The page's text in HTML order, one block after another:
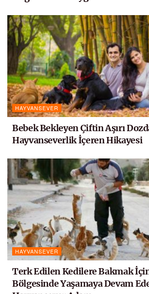
HAYVANSEVER
Bebek Bekleyen Çiftin Aşırı
Hayvanseverlik İçeren Hikayesi
HAYVANSEVER
Terk Edilen Kedilere Bakmak
Bölgesinde Yaşamaya Devam